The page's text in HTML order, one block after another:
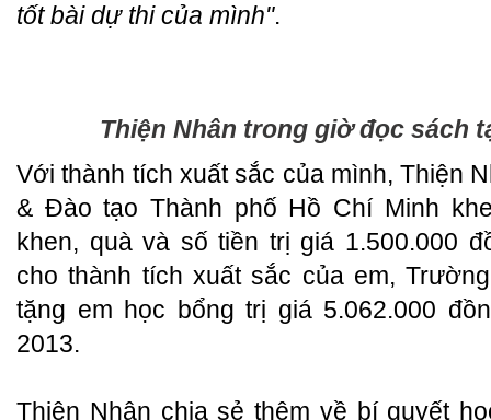
tốt bài dự thi của mình".
Thiện Nhân trong giờ đọc sách
Với thành tích xuất sắc của mình, Thiện
& Đào tạo Thành phố Hồ Chí Minh
khen, quà và số tiền trị giá 1.500.000
cho thành tích xuất sắc của em,
tặng em học bổng trị giá 5.062.000
2013.
Thiện Nhân chia sẻ thêm về bí quyết